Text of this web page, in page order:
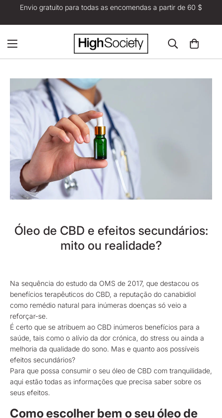
Envio gratuito para todas as encomendas a partir de 60 $
Óleo de CBD e efeitos secundários:
mito ou realidade?
Na sequência do estudo da OMS de 2017, que destacou os
benefícios terapêuticos do CBD, a reputação do canabidiol
como remédio natural para inúmeras doenças só veio a
reforçar-se.
É certo que se atribuem ao CBD inúmeros benefícios para a
saúde, tais como o alívio da dor crónica, do stress ou ainda a
melhoria da qualidade do sono. Mas e quanto aos possíveis
efeitos secundários?
Para que possa consumir o seu óleo de CBD com tranquilidade,
aqui estão todas as informações que precisa saber sobre os
seus efeitos.
Como escolher bem o seu óleo de